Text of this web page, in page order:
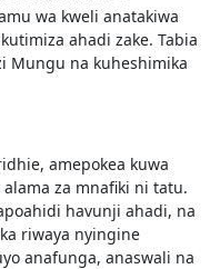
wa kweli anatakiwa
ahadi zake. Tabia
Mungu na kuheshimika
amepokea kuwa
havunji ahadi, na
riwaya nyingine
anafunga, anaswali na